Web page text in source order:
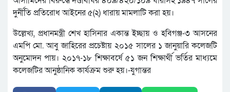
দুর্নীতি প্রতিরোধ আইনের ৫(২) ধারায় মামলাটি করা হয়।
উল্লেখ্য, প্রধানমন্ত্রী শেখ হাসিনার একান্ত ইচ্ছায় ও হবিগঞ্জ-৩ আসনের
এমপি মো. আবু জাহিরের প্রচেষ্টায় ২০১৫ সালের ১ জানুয়ারি কলেজটি
অনুমোদন পায়। ২০১৭-১৮ শিক্ষাবর্ষে ৫১ জন শিক্ষার্থী ভর্তির মাধ্যমে
কলেজটির আনুষ্ঠানিক কার্যক্রম শুরু হয়।-যুগান্তর